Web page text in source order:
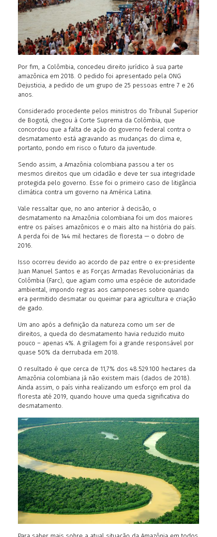
Por fim, a Colômbia, concedeu direito jurídico à sua parte
amazônica em 2018. O pedido foi apresentado pela ONG
Dejusticia, a pedido de um grupo de 25 pessoas entre 7 e 26
anos.
Considerado procedente pelos ministros do Tribunal Superior
de Bogotá, chegou à Corte Suprema da Colômbia, que
concordou que a falta de ação do governo federal contra o
desmatamento está agravando as mudanças do clima e,
portanto, pondo em risco o futuro da juventude.
Sendo assim, a Amazônia colombiana passou a ter os
mesmos direitos que um cidadão e deve ter sua integridade
protegida pelo governo. Esse foi o primeiro caso de litigância
climática contra um governo na América Latina.
Vale ressaltar que, no ano anterior à decisão, o
desmatamento na Amazônia colombiana foi um dos maiores
entre os países amazônicos e o mais alto na história do país.
A perda foi de 144 mil hectares de floresta — o dobro de
2016.
Isso ocorreu devido ao acordo de paz entre o ex-presidente
Juan Manuel Santos e as Forças Armadas Revolucionárias da
Colômbia (Farc), que agiam como uma espécie de autoridade
ambiental, impondo regras aos camponeses sobre quando
era permitido desmatar ou queimar para agricultura e criação
de gado.
Um ano após a definição da natureza como um ser de
direitos, a queda do desmatamento havia reduzido muito
pouco – apenas 4%. A grilagem foi a grande responsável por
quase 50% da derrubada em 2018.
O resultado é que cerca de 11,7% dos 48.529.100 hectares da
Amazônia colombiana já não existem mais (dados de 2018).
Ainda assim, o país vinha realizando um esforço em prol da
floresta até 2019, quando houve uma queda significativa do
desmatamento.